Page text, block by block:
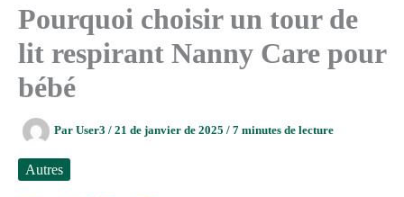
Pourquoi choisir un tour de
lit respirant Nanny Care pour
bébé
Par User3 / 21 de janvier de 2025 / 7 minutes de lecture
Autres